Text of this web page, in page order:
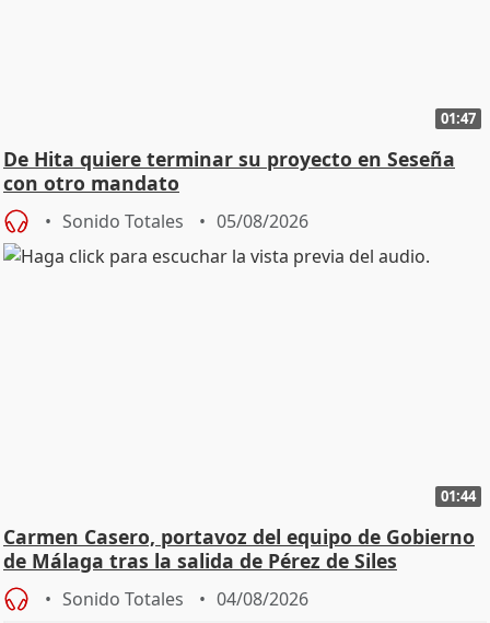
01:47
De Hita quiere terminar su proyecto en Seseña
con otro mandato
Sonido Totales 05/08/2026
01:44
Carmen Casero, portavoz del equipo de Gobierno
de Málaga tras la salida de Pérez de Siles
Sonido Totales 04/08/2026